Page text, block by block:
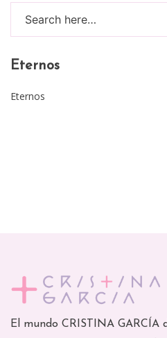
Eternos
Eternos
El mundo CRISTINA GARCÍA